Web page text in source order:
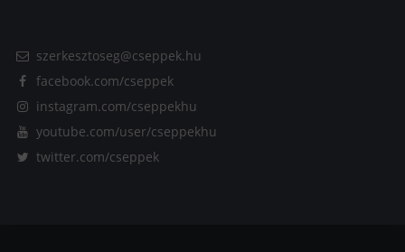
szerkesztoseg@cseppek.hu
facebook.com/cseppek
instagram.com/cseppekhu
youtube.com/user/cseppekhu
twitter.com/cseppek